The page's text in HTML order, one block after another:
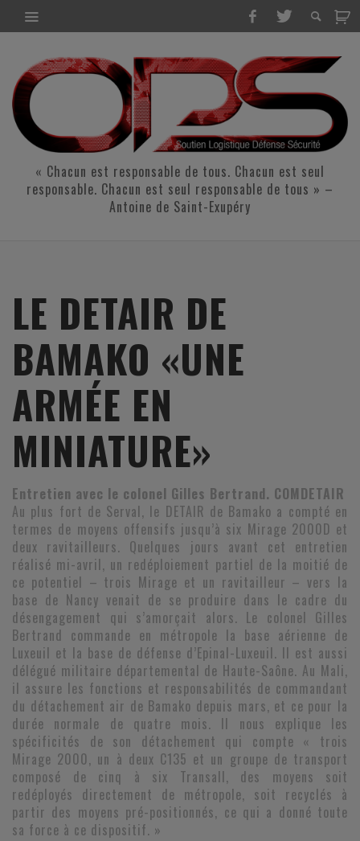
« Chacun est responsable de tous. Chacun est seul
responsable. Chacun est seul responsable de tous » –
Antoine de Saint-Exupéry
LE DETAIR DE
BAMAKO «UNE
ARMÉE EN
MINIATURE»
Entretien avec le colonel Gilles Bertrand. COMDETAIR
Au plus fort de Serval, le DETAIR de Bamako a compté en
termes de moyens offensifs jusqu’à six Mirage 2000D et
deux ravitailleurs. Quelques jours avant cet entretien
réalisé mi-avril, un redéploiement partiel de la moitié de
ce potentiel – trois Mirage et un ravitailleur – vers la
base de Nancy venait de se produire dans le cadre du
désengagement qui s’amorçait alors. Le colonel Gilles
Bertrand commande en métropole la base aérienne de
Luxeuil et la base de défense d’Epinal-Luxeuil. Il est aussi
délégué militaire départemental de Haute-Saône. Au Mali,
il assure les fonctions et responsabilités de commandant
du détachement air de Bamako depuis mars, et ce pour la
durée normale de quatre mois. Il nous explique les
spécificités de son détachement qui compte « trois
Mirage 2000, un à deux C135 et un groupe de transport
composé de cinq à six Transall, des moyens soit
redéployés directement de métropole, soit recyclés à
partir des moyens pré-positionnés, ce qui a donné toute
sa force à ce dispositif. »